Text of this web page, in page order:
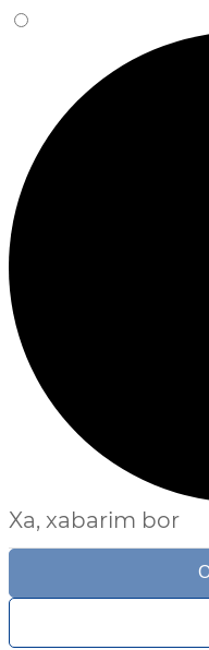
Xa, xabarim bor